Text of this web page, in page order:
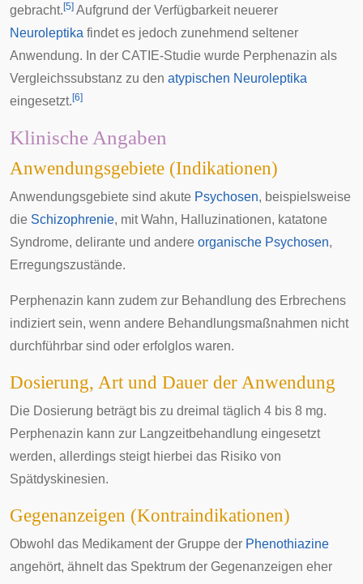
gebracht. [5] Aufgrund der Verfügbarkeit neuerer
Neuroleptika findet es jedoch zunehmend seltener
Anwendung. In der CATIE-Studie wurde Perphenazin als
Vergleichssubstanz zu den atypischen Neuroleptika
eingesetzt. [6]
Klinische Angaben
Anwendungsgebiete (Indikationen)
Anwendungsgebiete sind akute Psychosen, beispielsweise
die Schizophrenie, mitWahn, Halluzinationen, katatone
Syndrome, delirante und andere organische Psychosen,
Erregungszustände.
Perphenazin kann zudem zur Behandlung des Erbrechens
indiziert sein, wenn andere Behandlungsmaßnahmen nicht
durchführbar sind oder erfolglos waren.
Dosierung, Art und Dauer der Anwendung
Die Dosierung beträgt bis zu dreimal täglich 4 bis 8 mg.
Perphenazin kann zur Langzeitbehandlung eingesetzt
werden, allerdings steigt hierbei das Risiko von
Spätdyskinesien.
Gegenanzeigen (Kontraindikationen)
Obwohl das Medikament der Gruppe der Phenothiazine
angehört, ähnelt das Spektrum der Gegenanzeigen eher